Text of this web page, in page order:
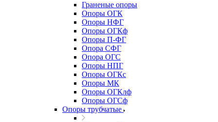
Граненые опоры
Опоры ОГК
Опоры НФГ
Опоры ОГКф
Опоры П-ФГ
Опора СФГ
Опора ОГС
Опоры НПГ
Опоры ОГКс
Опоры МК
Опоры ОГКлф
Опоры ОГСф
Опоры трубчатые